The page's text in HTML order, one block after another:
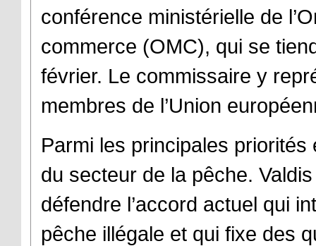
conférence ministérielle de
commerce (OMC), qui se
février. Le commissaire y
membres de l’Union
Parmi les principales priorités
du secteur de la pêche.
défendre l’accord actuel qui
pêche illégale et qui fixe des